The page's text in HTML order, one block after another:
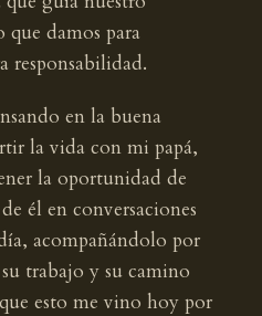
que damos para
responsabilidad.
en la buena
la vida con mi papá,
la oportunidad de
él en conversaciones
acompañándolo por
trabajo y su camino
esto me vino hoy por